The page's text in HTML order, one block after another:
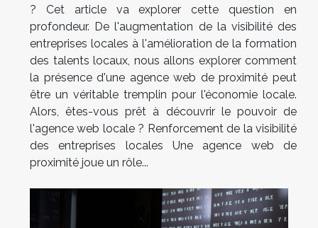
? Cet article va explorer cette question en
profondeur. De l'augmentation de la visibilité des
entreprises locales à l'amélioration de la formation
des talents locaux, nous allons explorer comment
la présence d'une agence web de proximité peut
être un véritable tremplin pour l'économie locale.
Alors, êtes-vous prêt à découvrir le pouvoir de
l'agence web locale ? Renforcement de la visibilité
des entreprises locales Une agence web de
proximité joue un rôle...